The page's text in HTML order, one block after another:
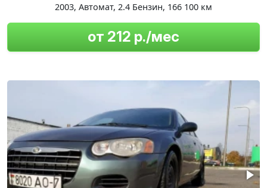
2003, Автомат, 2.4 Бензин, 166 100 км
от 212 р./мес